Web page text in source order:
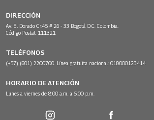
DIRECCIÓN
Av. El Dorado Cr.45 # 26 - 33 Bogotá D.C. Colombia.
Código Postal: 111321
TELÉFONOS
(+57) (601) 2200700. Línea gratuita nacional: 018000123414
HORARIO DE ATENCIÓN
Lunes a viernes de 8:00 a.m. a 5:00 p.m.